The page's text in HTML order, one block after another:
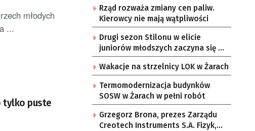
młodych
...
tylko puste
Rząd rozważa zmiany cen paliw.
Kierowcy nie mają wątpliwości
Drugi sezon Stilonu w elicie
juniorów młodszych zaczyna się w
sobotę
Wakacje na strzelnicy LOK w Żarach
Termomodernizacja budynków
SOSW w Żarach w pełni robót
Grzegorz Brona, prezes Zarządu
Creotech Instruments S.A. Fizyk,